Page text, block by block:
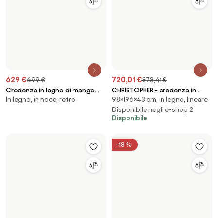
410,31 €500,57 €
ORLY - madia industrial in
acciaio e legno con
In legno, in rovere, industriale
899 €
Cassettiera in legno Libby
In legno, moderna, opaca